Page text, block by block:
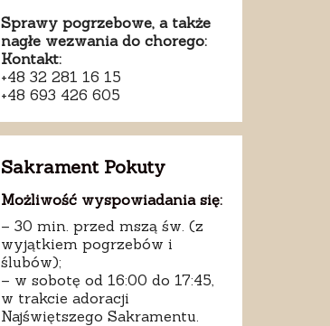
Sprawy pogrzebowe, a także
nagłe wezwania do chorego:
Kontakt:
+48 32 281 16 15
+48 693 426 605
Sakrament Pokuty
Możliwość wyspowiadania się:
– 30 min. przed mszą św. (z
wyjątkiem pogrzebów i
ślubów);
– w sobotę od 16:00 do 17:45,
w trakcie adoracji
Najświętszego Sakramentu.